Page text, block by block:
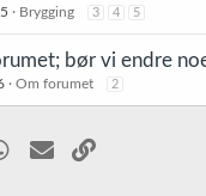
Brygging 3 4 5
bør vi endre
Om forumet 2
WhatsApp
E-post